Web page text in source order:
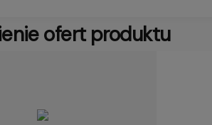
ofert produktu